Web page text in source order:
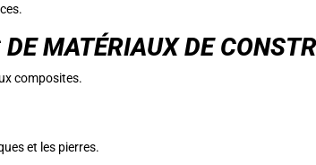
MATÉRIAUX DE
composites.
et les pierres.